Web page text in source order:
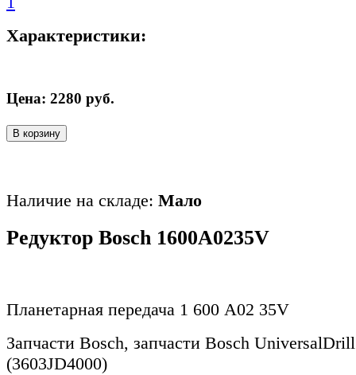
Характеристики:
Цена: 2280 руб.
В корзину
Наличие на складе: Мало
Редуктор Bosch 1600A0235V
Планетарная передача 1 600 A02 35V
Запчасти Bosch, запчасти Bosch
(3603JD4000)